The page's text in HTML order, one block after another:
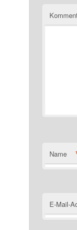
Name
E-Mail-